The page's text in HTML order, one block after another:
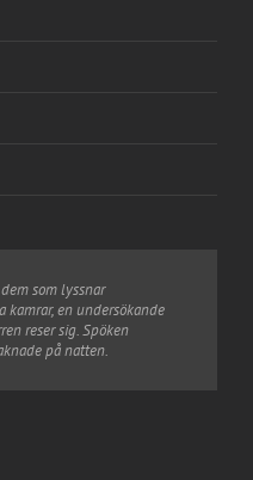
som lyssnar
kamrar, en undersökande
reser sig. Spöken
på natten.